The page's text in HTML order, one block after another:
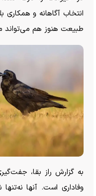
انتخاب آگاهانه و
طبیعت هنوز هم می‌تواند
به گزارش راز بقا،
وفاداری است. آنها